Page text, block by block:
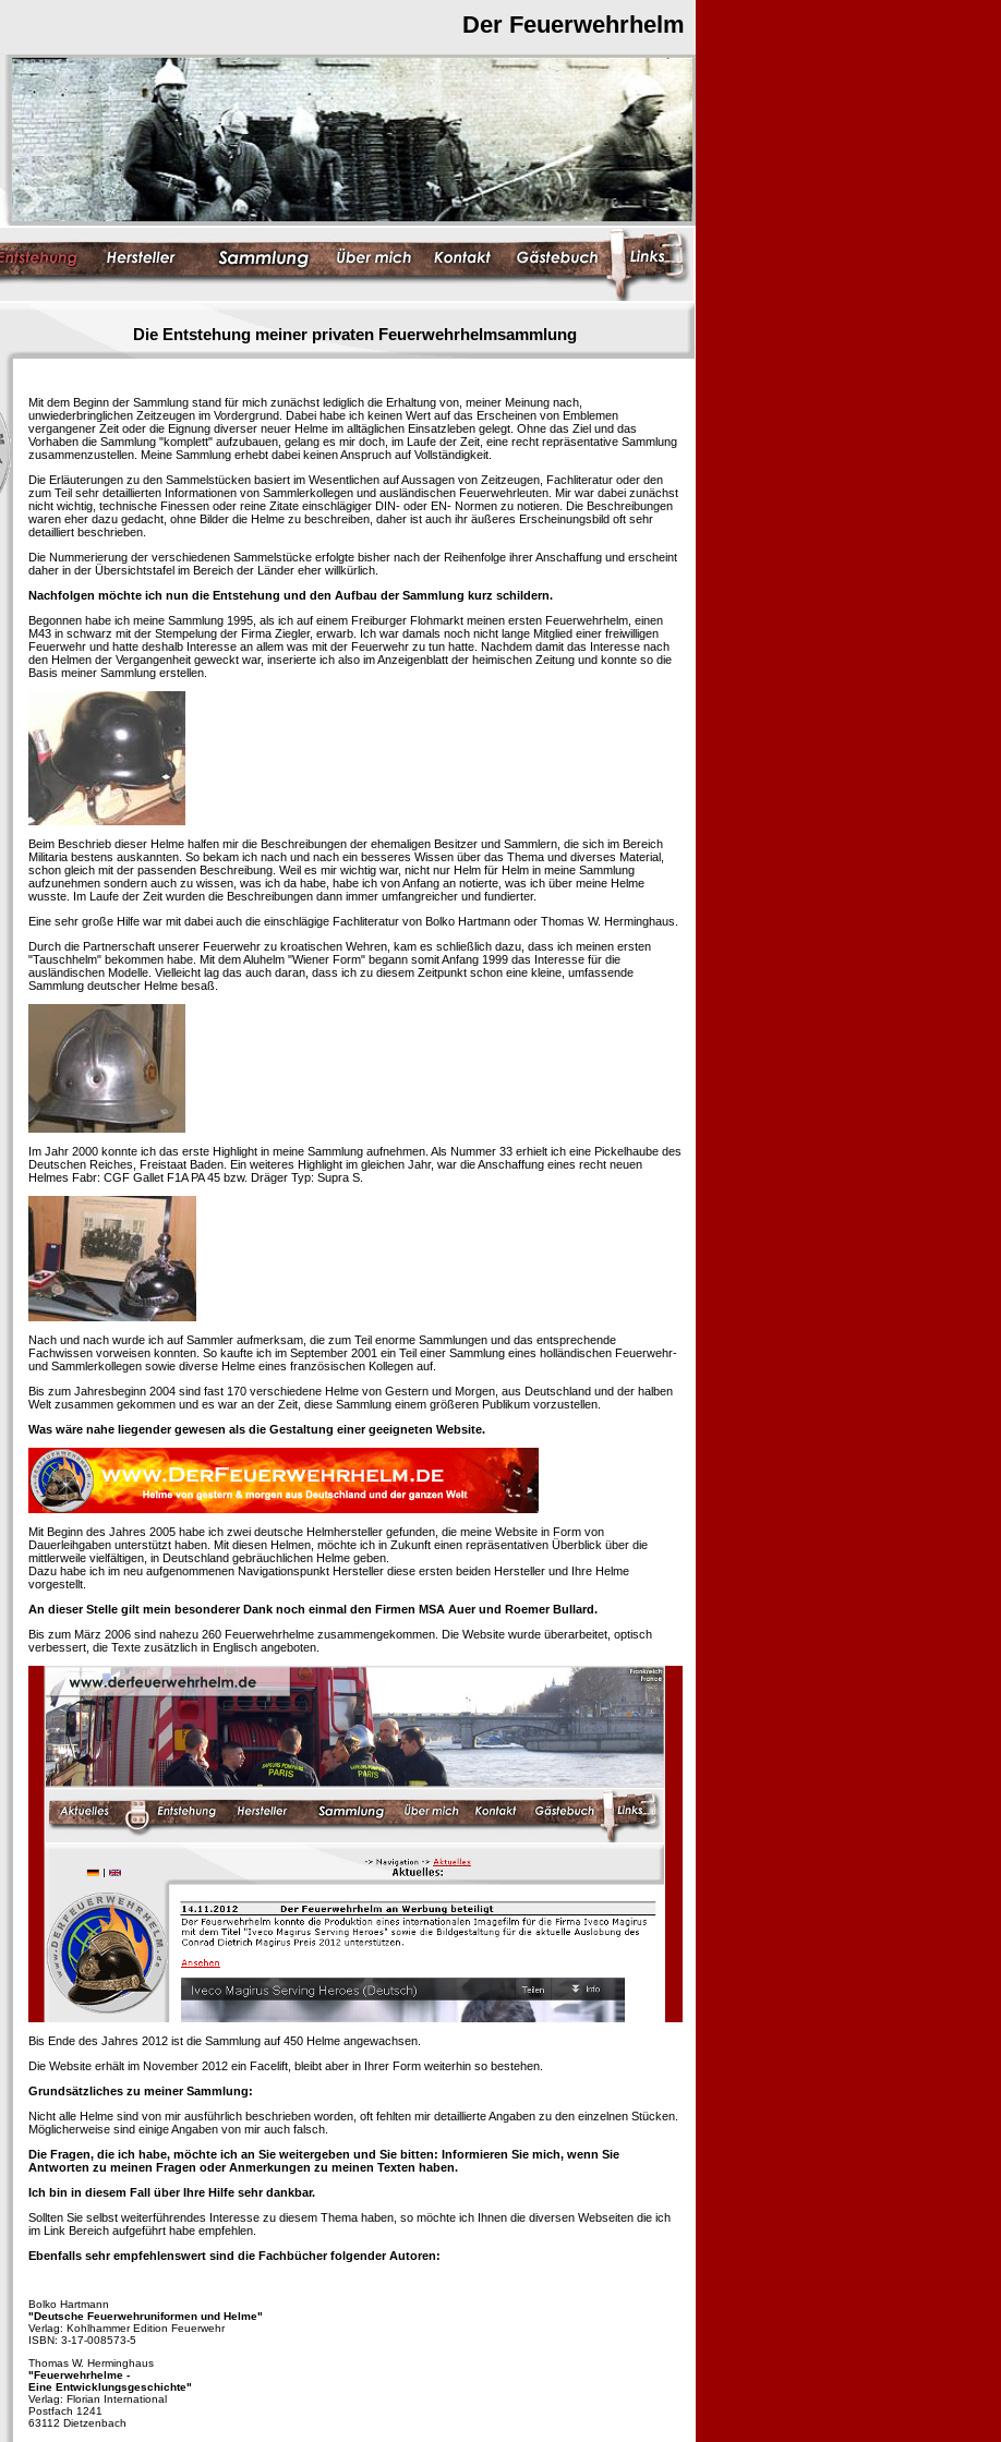
Der Feuerwehrhelm
Die Entstehung meiner privaten Feuerwehrhelmsammlung
Mit dem Beginn der Sammlung stand für mich zunächst lediglich die Erhaltung von, meiner Meinung nach,
unwiederbringlichen Zeitzeugen im Vordergrund. Dabei habe ich keinen Wert auf das Erscheinen von Emblemen
vergangener Zeit oder die Eignung diverser neuer Helme im alltäglichen Einsatzleben gelegt. Ohne das Ziel und das
Vorhaben die Sammlung "komplett" aufzubauen, gelang es mir doch, im Laufe der Zeit, eine recht repräsentative Sammlung
zusammenzustellen. Meine Sammlung erhebt dabei keinen Anspruch auf Vollständigkeit.
Die Erläuterungen zu den Sammelstücken basiert im Wesentlichen auf Aussagen von Zeitzeugen, Fachliteratur oder den
zum Teil sehr detaillierten Informationen von Sammlerkollegen und ausländischen Feuerwehrleuten. Mir war dabei zunächst
nicht wichtig, technische Finessen oder reine Zitate einschlägiger DIN- oder EN- Normen zu notieren. Die Beschreibungen
waren eher dazu gedacht, ohne Bilder die Helme zu beschreiben, daher ist auch ihr äußeres Erscheinungsbild oft sehr
detailliert beschrieben.
Die Nummerierung der verschiedenen Sammelstücke erfolgte bisher nach der Reihenfolge ihrer Anschaffung und erscheint
daher in der Übersichtstafel im Bereich der Länder eher willkürlich.
Nachfolgen möchte ich nun die Entstehung und den Aufbau der Sammlung kurz schildern.
Begonnen habe ich meine Sammlung 1995, als ich auf einem Freiburger Flohmarkt meinen ersten Feuerwehrhelm, einen
M43 in schwarz mit der Stempelung der Firma Ziegler, erwarb. Ich war damals noch nicht lange Mitglied einer freiwilligen
Feuerwehr und hatte deshalb Interesse an allem was mit der Feuerwehr zu tun hatte. Nachdem damit das Interesse nach
den Helmen der Vergangenheit geweckt war, inserierte ich also im Anzeigenblatt der heimischen Zeitung und konnte so die
Basis meiner Sammlung erstellen.
Beim Beschrieb dieser Helme halfen mir die Beschreibungen der ehemaligen Besitzer und Sammlern, die sich im Bereich
Militaria bestens auskannten. So bekam ich nach und nach ein besseres Wissen über das Thema und diverses Material,
schon gleich mit der passenden Beschreibung. Weil es mir wichtig war, nicht nur Helm für Helm in meine Sammlung
aufzunehmen sondern auch zu wissen, was ich da habe, habe ich von Anfang an notierte, was ich über meine Helme
wusste. Im Laufe der Zeit wurden die Beschreibungen dann immer umfangreicher und fundierter.
Eine sehr große Hilfe war mit dabei auch die einschlägige Fachliteratur von Bolko Hartmann oder Thomas W. Herminghaus.
Durch die Partnerschaft unserer Feuerwehr zu kroatischen Wehren, kam es schließlich dazu, dass ich meinen ersten
"Tauschhelm" bekommen habe. Mit dem Aluhelm "Wiener Form" begann somit Anfang 1999 das Interesse für die
ausländischen Modelle. Vielleicht lag das auch daran, dass ich zu diesem Zeitpunkt schon eine kleine, umfassende
Sammlung deutscher Helme besaß.
Im Jahr 2000 konnte ich das erste Highlight in meine Sammlung aufnehmen. Als Nummer 33 erhielt ich eine Pickelhaube des
Deutschen Reiches, Freistaat Baden. Ein weiteres Highlight im gleichen Jahr, war die Anschaffung eines recht neuen
Helmes Fabr: CGF Gallet F1A PA 45 bzw. Dräger Typ: Supra S.
Nach und nach wurde ich auf Sammler aufmerksam, die zum Teil enorme Sammlungen und das entsprechende
Fachwissen vorweisen konnten. So kaufte ich im September 2001 ein Teil einer Sammlung eines holländischen Feuerwehr-
und Sammlerkollegen sowie diverse Helme eines französischen Kollegen auf.
Bis zum Jahresbeginn 2004 sind fast 170 verschiedene Helme von Gestern und Morgen, aus Deutschland und der halben
Welt zusammen gekommen und es war an der Zeit, diese Sammlung einem größeren Publikum vorzustellen.
Was wäre nahe liegender gewesen als die Gestaltung einer geeigneten Website.
Mit Beginn des Jahres 2005 habe ich zwei deutsche Helmhersteller gefunden, die meine Website in Form von
Dauerleihgaben unterstützt haben. Mit diesen Helmen, möchte ich in Zukunft einen repräsentativen Überblick über die
mittlerweile vielfältigen, in Deutschland gebräuchlichen Helme geben.
Dazu habe ich im neu aufgenommenen Navigationspunkt Hersteller diese ersten beiden Hersteller und Ihre Helme
vorgestellt.
An dieser Stelle gilt mein besonderer Dank noch einmal den Firmen MSA Auer und Roemer Bullard.
Bis zum März 2006 sind nahezu 260 Feuerwehrhelme zusammengekommen. Die Website wurde überarbeitet, optisch
verbessert, die Texte zusätzlich in Englisch angeboten.
Bis Ende des Jahres 2012 ist die Sammlung auf 450 Helme angewachsen.
Die Website erhält im November 2012 ein Facelift, bleibt aber in Ihrer Form weiterhin so bestehen.
Grundsätzliches zu meiner Sammlung:
Nicht alle Helme sind von mir ausführlich beschrieben worden, oft fehlten mir detaillierte Angaben zu den einzelnen Stücken.
Möglicherweise sind einige Angaben von mir auch falsch.
Die Fragen, die ich habe, möchte ich an Sie weitergeben und Sie bitten: Informieren Sie mich, wenn Sie
Antworten zu meinen Fragen oder Anmerkungen zu meinen Texten haben.
Ich bin in diesem Fall über Ihre Hilfe sehr dankbar.
Sollten Sie selbst weiterführendes Interesse zu diesem Thema haben, so möchte ich Ihnen die diversen Webseiten die ich
im Link Bereich aufgeführt habe empfehlen.
Ebenfalls sehr empfehlenswert sind die Fachbücher folgender Autoren:
Bolko Hartmann
"Deutsche Feuerwehruniformen und Helme"
Verlag: Kohlhammer Edition Feuerwehr
ISBN: 3-17-008573-5
Thomas W. Herminghaus
"Feuerwehrhelme -
Eine Entwicklungsgeschichte"
Verlag: Florian International
Postfach 1241
63112 Dietzenbach